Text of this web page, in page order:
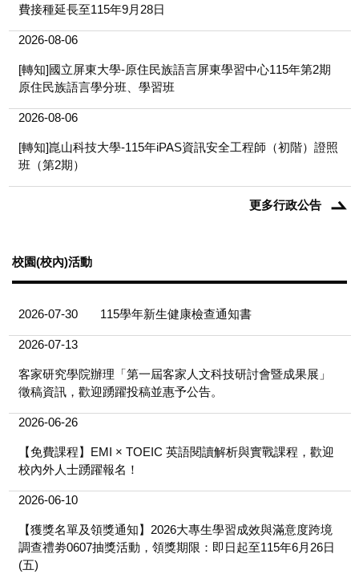
費接種延長至115年9月28日
2026-08-06
[轉知]國立屏東大學-原住民族語言屏東學習中心115年第2期
原住民族語言學分班、學習班
2026-08-06
[轉知]崑山科技大學-115年iPAS資訊安全工程師（初階）證照
班（第2期）
更多行政公告
校園(校內)活動
2026-07-30 115學年新生健康檢查通知書
2026-07-13
客家研究學院辦理「第一屆客家人文科技研討會暨成果展」
徵稿資訊，歡迎踴躍投稿並惠予公告。
2026-06-26
【免費課程】EMI × TOEIC 英語閱讀解析與實戰課程，歡迎
校內外人士踴躍報名！
2026-06-10
【獲獎名單及領獎通知】2026大專生學習成效與滿意度跨境
調查禮劵0607抽獎活動，領獎期限：即日起至115年6月26日
(五)